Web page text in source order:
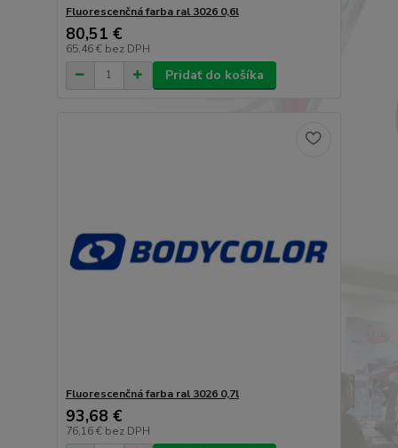
Fluorescenčná farba ral 3026 0,6l
80,51 €
65,46 € bez DPH
Pridať do košíka
Fluorescenčná farba ral 3026 0,7l
93,68 €
76,16 € bez DPH